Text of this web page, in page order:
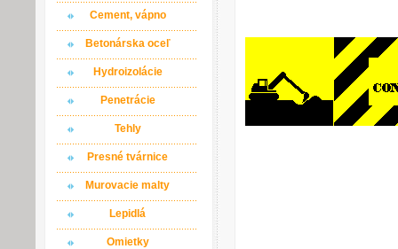
Cement, vápno
Betonárska oceľ
Hydroizolácie
Penetrácie
Tehly
Presné tvárnice
Murovacie malty
Lepidlá
Omietky